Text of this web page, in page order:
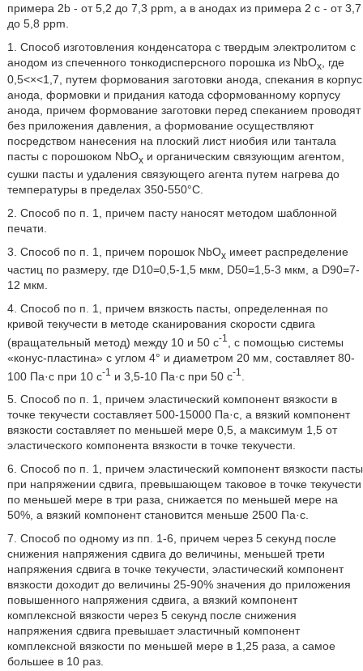
примера 2b - от 5,2 до 7,3 ppm, а в анодах из примера 2 с - от 3,7
до 5,8 ppm.
1. Способ изготовления конденсатора с твердым электролитом с
анодом из спеченного тонкодисперсного порошка из NbOx, где
0,5<×<1,7, путем формования заготовки анода, спекания в корпус
анода, формовки и придания катода сформованному корпусу
анода, причем формование заготовки перед спеканием проводят
без приложения давления, а формование осуществляют
посредством нанесения на плоский лист ниобия или тантала
пасты с порошоком NbOxи органическим связующим агентом,
сушки пасты и удаления связующего агента путем нагрева до
температуры в пределах 350-550°C.
2. Способ по п. 1, причем пасту наносят методом шаблонной
печати.
3. Способ по п. 1, причем порошок NbOxимеет распределение
частиц по размеру, где D10=0,5-1,5 мкм, D50=1,5-3 мкм, a D90=7-
12 мкм.
4. Способ по п. 1, причем вязкость пасты, определенная по
кривой текучести в методе сканирования скорости сдвига
(вращательный метод) между 10 и 50 с-1
, с помощью системы
«конус-пластина» с углом 4° и диаметром 20 мм, составляет 80-
100 Па·с при 10 с-1 и 3,5-10 Па·с при 50 с-1
5. Способ по п. 1, причем эластический компонент вязкости в
точке текучести составляет 500-15000 Па·с, а вязкий компонент
вязкости составляет по меньшей мере 0,5, а максимум 1,5 от
эластического компонента вязкости в точке текучести.
6. Способ по п. 1, причем эластический компонент вязкости пасты
при напряжении сдвига, превышающем таковое в точке текучести
по меньшей мере в три раза, снижается по меньшей мере на
50%, а вязкий компонент становится меньше 2500 Па·с.
7. Способ по одному из пп. 1-6, причем через 5 секунд после
снижения напряжения сдвига до величины, меньшей трети
напряжения сдвига в точке текучести, эластический компонент
вязкости доходит до величины 25-90% значения до приложения
повышенного напряжения сдвига, а вязкий компонент
комплексной вязкости через 5 секунд после снижения
напряжения сдвига превышает эластичный компонент
комплексной вязкости по меньшей мере в 1,25 раза, а самое
большее в 10 раз.